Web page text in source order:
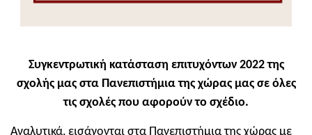
Συγκεντρωτική κατάσταση επιτυχόντων 2022 της
σχολής μας στα Πανεπιστήμια της χώρας μας σε όλες
τις σχολές που αφορούν το σχέδιο.
Αναλυτικά, εισάγονται στα Πανεπιστήμια της χώρας με